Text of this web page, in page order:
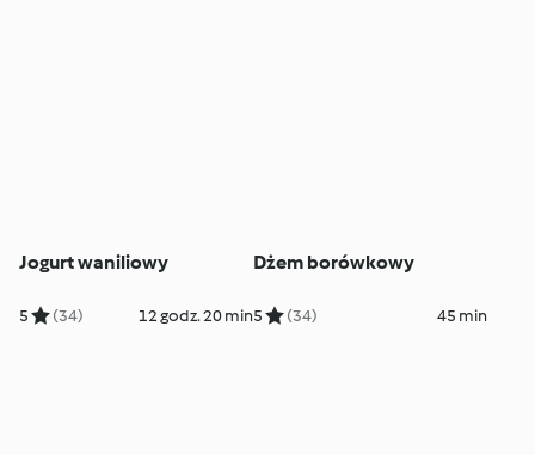
Jogurt waniliowy
5 (34) 12 godz. 20 min
Dżem borówkowy
5 (34) 45 min